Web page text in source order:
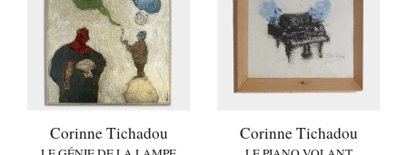
Corinne Tichadou Corinne Tichadou